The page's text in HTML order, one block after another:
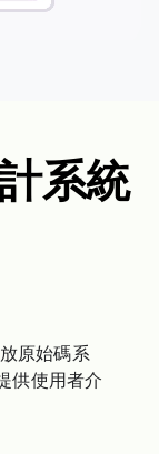
系統
原始碼系
供使用者介